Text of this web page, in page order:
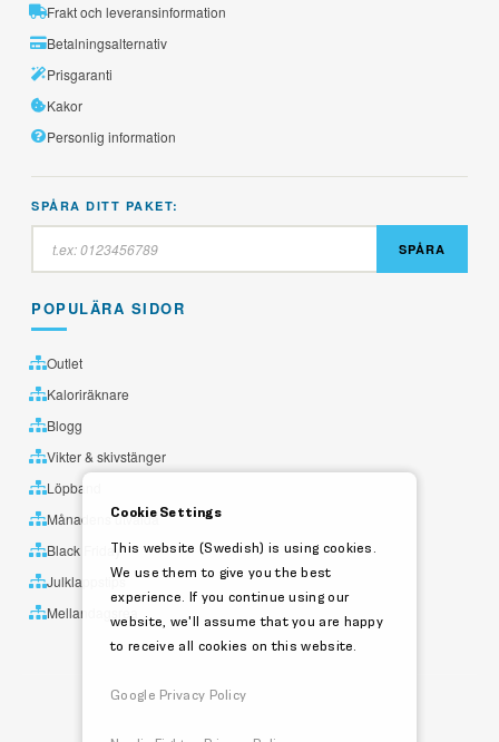
Frakt och leveransinformation
Betalningsalternativ
Prisgaranti
Kakor
Personlig information
SPÅRA DITT PAKET:
SPÅRA
POPULÄRA SIDOR
Outlet
Kaloriräknare
Blogg
Vikter & skivstänger
Löpband
Månadens utvalda
Black Friday
Julklappstips
Mellandagsrea
Cookie Settings
This website (Swedish) is using cookies.
We use them to give you the best
experience. If you continue using our
website, we'll assume that you are happy
to receive all cookies on this website.
Google Privacy Policy